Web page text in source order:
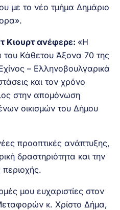
με το νέο τμήμα Δημάριο
Κιουρτ ανέφερε: «Η
Κάθετου Άξονα 70 της
– Ελληνοβουλγαρικά
και τον χρόνο
στην απομόνωση
οικισμών του Δήμου
προοπτικές ανάπτυξης,
δραστηριότητα και την
περιοχής.
μου ευχαριστίες στον
κ. Χρίστο Δήμα,